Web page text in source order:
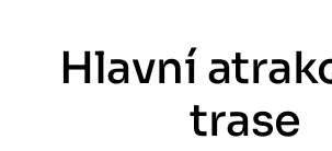
Hlavní
trase